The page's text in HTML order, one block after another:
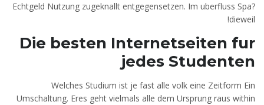
Echtgeld Nutzung zugeknallt entgegensetzen. Im uberfluss Spa?
dieweil!
Die besten Internetseiten fur
jedes Studenten
Welches Studium ist je fast alle volk eine Zeitform Ein
Umschaltung. Eres geht vielmals alle dem Ursprung raus within